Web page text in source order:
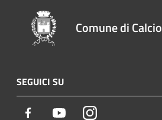
Comune di Calcio
SEGUICI SU
Facebook YoutubeInstagram